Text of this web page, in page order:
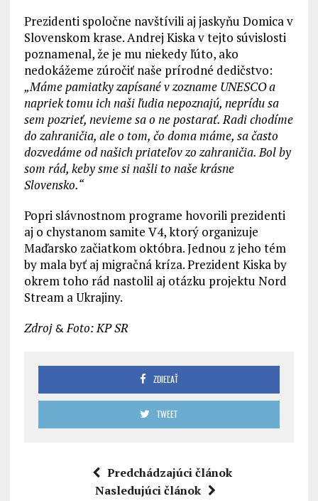
Prezidenti spoločne navštívili aj jaskyňu Domica v
Slovenskom krase. Andrej Kiska v tejto súvislosti
poznamenal, že je mu niekedy ľúto, ako
nedokážeme zúročiť naše prírodné dedičstvo:
„Máme pamiatky zapísané v zozname UNESCO a
napriek tomu ich naši ľudia nepoznajú, neprídu sa
sem pozrieť, nevieme sa o ne postarať. Radi chodíme
do zahraničia, ale o tom, čo doma máme, sa často
dozvedáme od našich priateľov zo zahraničia. Bol by
som rád, keby sme si našli to naše krásne
Slovensko.“
Popri slávnostnom programe hovorili prezidenti
aj o chystanom samite V4, ktorý organizuje
Maďarsko začiatkom októbra. Jednou z jeho tém
by mala byť aj migračná kríza. Prezident Kiska by
okrem toho rád nastolil aj otázku projektu Nord
Stream a Ukrajiny.
Zdroj &Foto: KP SR
ZDIEĽAŤ
TWEET
Predchádzajúci článok
Nasledujúci článok